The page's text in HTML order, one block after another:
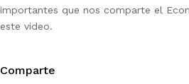
importantes que nos comparte el
este video.
Comparte